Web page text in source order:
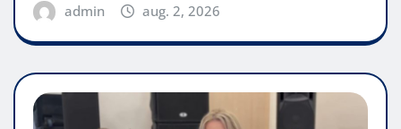
admin aug. 2, 2026